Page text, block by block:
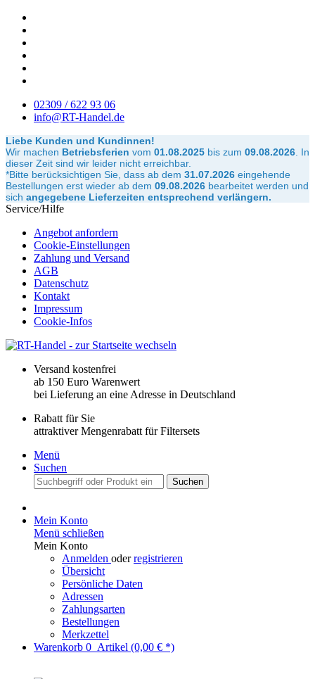
02309 / 622 93 06
info@RT-Handel.de
Liebe Kunden und Kundinnen!
Wir machen Betriebsferien vom 01.08.2025 bis zum 09.08.2026 In
dieser Zeit sind wir leider nicht erreichbar.
*Bitte berücksichtigen Sie, dass ab dem 31.07.2026 eingehende
Bestellungen erst wieder ab dem 09.08.2026 bearbeitet werden und
sich angegebene Lieferzeiten entsprechend verlängern.
Service/Hilfe
Angebot anfordern
Cookie-Einstellungen
Zahlung und Versand
AGB
Datenschutz
Kontakt
Impressum
Cookie-Infos
Versand kostenfrei
ab 150 Euro Warenwert
bei Lieferung an eine Adresse in Deutschland
Rabatt für Sie
attraktiver Mengenrabatt für Filtersets
Menü
Suchen
Suchen
Mein Konto
Menü schließen
Mein Konto
Anmelden oderregistrieren
Übersicht
Persönliche Daten
Adressen
Zahlungsarten
Bestellungen
Merkzettel
Warenkorb 0 Artikel (0,00 € *)